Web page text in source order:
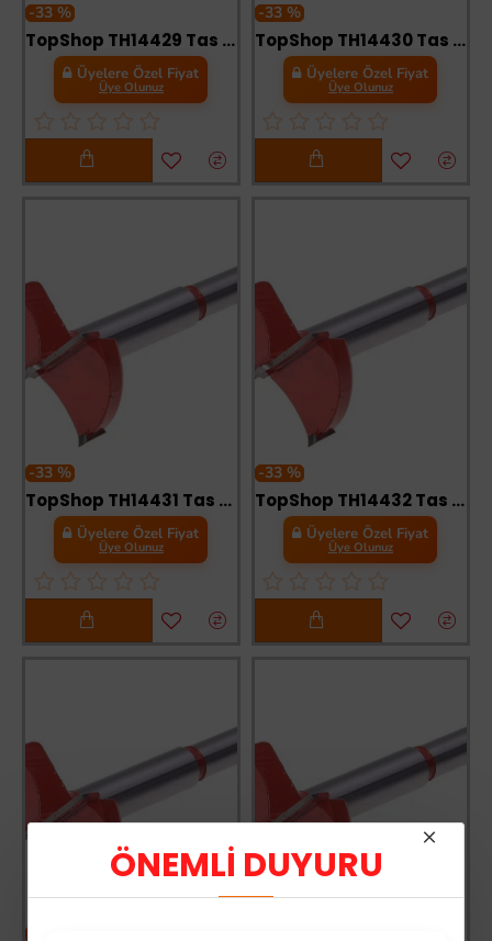
ÖNEMLİ DUYURU
-33 %
TopShop TH14429 Tas Menteşe Açma 40 mm
Üyelere Özel Fiyat
Üye Olunuz
-33 %
TopShop TH14430 Tas Menteşe Açma 45 mm
Üyelere Özel Fiyat
Üye Olunuz
-33 %
TopShop TH14431 Tas Menteşe Açma 50 mm
Üyelere Özel Fiyat
Üye Olunuz
-33 %
TopShop TH14432 Tas Menteşe Açma 60 mm
Üyelere Özel Fiyat
Üye Olunuz